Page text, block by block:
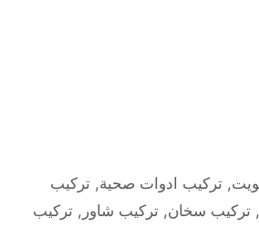
,تركيب ادوات صحية,تركيب
, تركيب سخان, تركيب شاور , تركيب